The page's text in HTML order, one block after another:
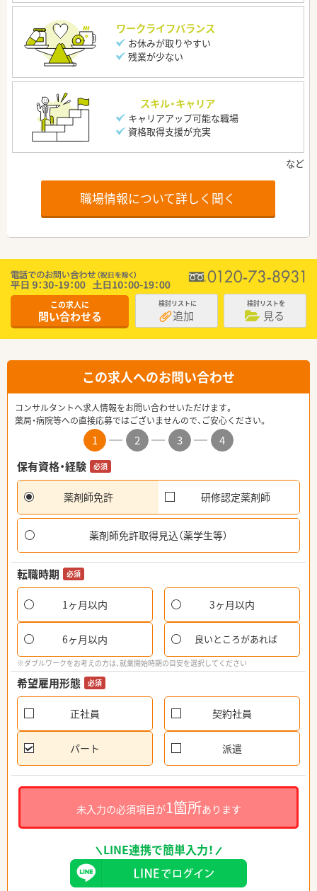
ワークライフバランス
お休みが取りやすい
残業が少ない
スキル・キャリア
キャリアアップ可能な職場
資格取得支援が充実
職場情報について詳しく聞く
この求人に
問い合わせる
検討リストに
追加
検討リストを
見る
この求人へのお問い合わせ
コンサルタントへ求人情報をお問い合わせいただけます。
薬局・病院等への直接応募ではございませんので、ご安心ください。
1 2 3
4
保有資格・経験
必須
薬剤師免許 研修認定薬剤師
薬剤師免許取得見込（薬学生等）
転職時期 必須
1ヶ月以内 3ヶ月以内
6ヶ月以内 良いところがあれば
※ダブルワークをお考えの方は、就業開始時期の目安を選択してください
希望雇用形態 必須
正社員 契約社員
パート 派遣
未入力の必須項目が1箇所あります
LINE連携で簡単入力！